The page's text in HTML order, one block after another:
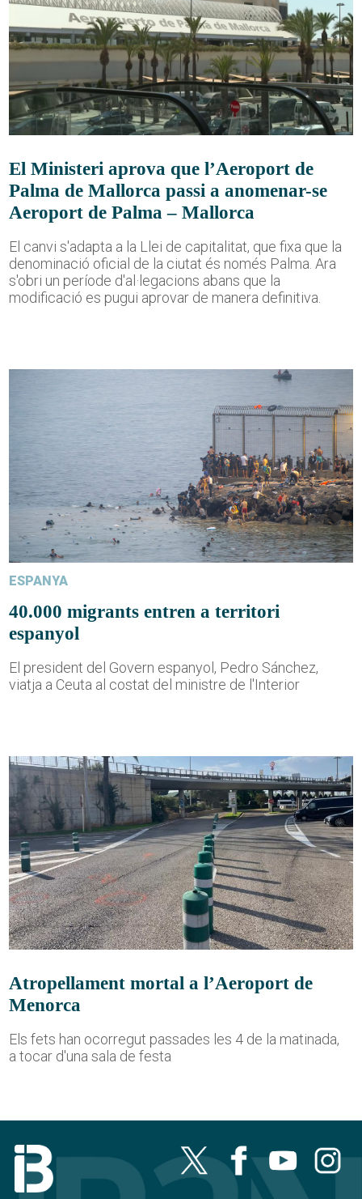
El Ministeri aprova que l’Aeroport de
Palma de Mallorca passi a anomenar-se
Aeroport de Palma – Mallorca
El canvi s'adapta a la Llei de capitalitat, que fixa que la
denominació oficial de la ciutat és només Palma. Ara
s'obri un període d'al·legacions abans que la
modificació es pugui aprovar de manera definitiva.
ESPANYA
40.000 migrants entren a territori
espanyol
El president del Govern espanyol, Pedro Sánchez,
viatja a Ceuta al costat del ministre de l'Interior
Atropellament mortal a l’Aeroport de
Menorca
Els fets han ocorregut passades les 4 de la matinada,
a tocar d'una sala de festa